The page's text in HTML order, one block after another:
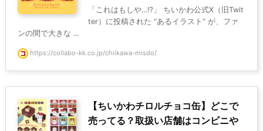
「これはもしや…⁉」 ちいかわ公式X（旧Twit
ter）に投稿された “あるイラスト” が、ファ
ンの間で大きな ...
https://collabo-kk.co.jp/chiikawa-misdo/
【ちいかわチロルチョコ缶】どこで
売ってる？取扱い店舗はコンビニや